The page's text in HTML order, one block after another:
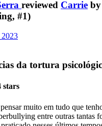
reviewed Carrie by
#1)
2023
da tortura
stars
muito em tudo que
entre outras tantas